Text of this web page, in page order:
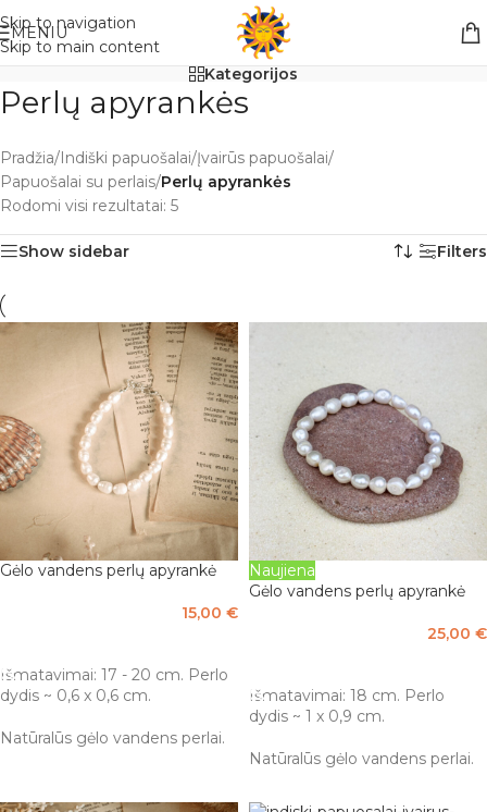
Skip to navigation
Skip to main content
Nemokamas pristatymas į paštomatą apsiperkant už 30€!!
MENIU
Kategorijos
Perlų apyrankės
Pradžia/Indiški papuošalai/Įvairūs papuošalai/
Papuošalai su perlais/Perlų apyrankės
Rodomi visi rezultatai: 5
Show sidebar Filters
Gėlo vandens perlų apyrankė
15,00 €
Išmatavimai: 17 - 20 cm. Perlo
dydis ~ 0,6 x 0,6 cm.
Natūralūs gėlo vandens perlai.
Naujiena
Gėlo vandens perlų apyrankė
25,00 €
Išmatavimai: 18 cm. Perlo
dydis ~ 1 x 0,9 cm.
Natūralūs gėlo vandens perlai.